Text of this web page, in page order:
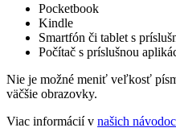
Pocketbook
Kindle
Smartfón či tablet s
Počítač s príslušnou
Nie je možné meniť veľkosť
väčšie obrazovky.
Viac informácií v našich